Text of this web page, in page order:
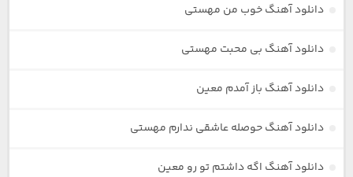
دانلود آهنگ خوب من مهستی
دانلود آهنگ بی محبت مهستی
دانلود آهنگ باز آمدم معین
دانلود آهنگ حوصله عاشقی ندارم مهستی
دانلود آهنگ اگه داشتم تو رو معین